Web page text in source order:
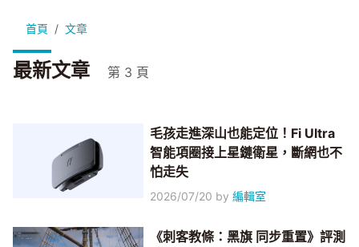
首頁 文章
最新文章 第 3 頁
毛孩走進深山也能定位！Fi Ultra
智能項圈接上星鏈衛星，斷網也不
怕走失
2026/07/20 by編輯室
《刺客教條：黑旗 同步重置》評測